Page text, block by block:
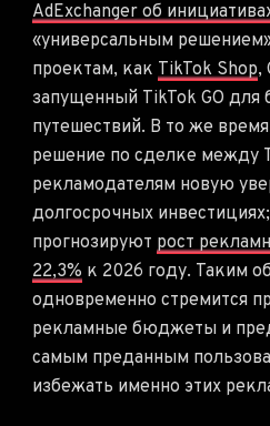
AdExchanger об
«универсальным
проектам, как TikTok Shop,
запущенный TikTok GO для
путешествий. В то же
решение по сделке между
рекламодателям новую
долгосрочных
прогнозируют рост
22,3% к 2026 году. Таким
одновременно стремится
рекламные бюджеты и
самым преданным
избежать именно этих